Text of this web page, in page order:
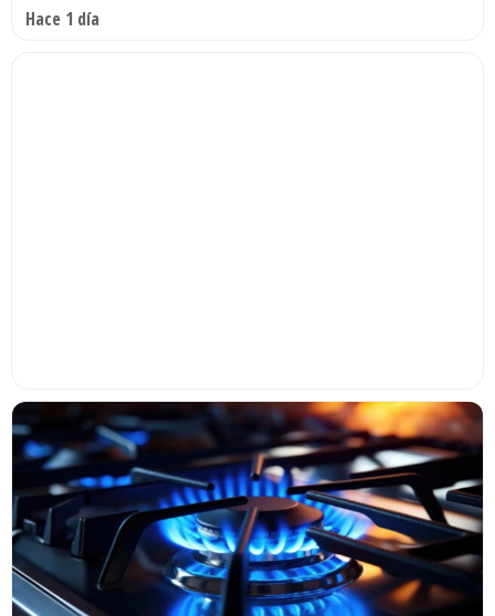
Hace 1 día